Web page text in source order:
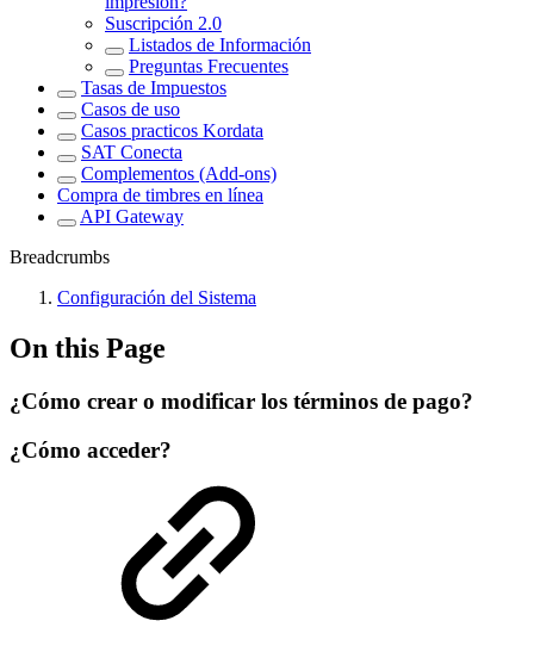
Suscripción 2.0
Listados de Información
Preguntas Frecuentes
Tasas de Impuestos
Casos de uso
Casos practicos Kordata
SAT Conecta
Complementos (Add-ons)
Compra de timbres en línea
API Gateway
Breadcrumbs
Configuración del Sistema
On this Page
¿Cómo crear o modificar los términos de pago?
¿Cómo acceder?